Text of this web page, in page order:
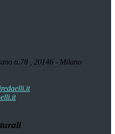
n.78 , 20146 - Milano